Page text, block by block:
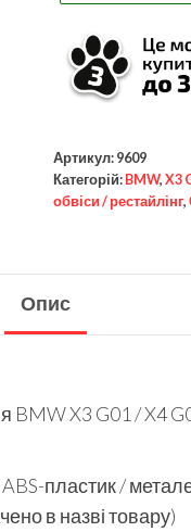
Артикул: 9609
Категорій: BMW, X3
обвіси / рестайлінг,
Опис
X3 G01 / X4
пластик /
в назві товару)